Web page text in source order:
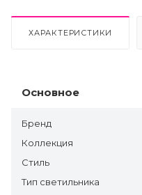
ХАРАКТЕРИСТИКИ
Основное
Бренд
Коллекция
Стиль
Тип светильника